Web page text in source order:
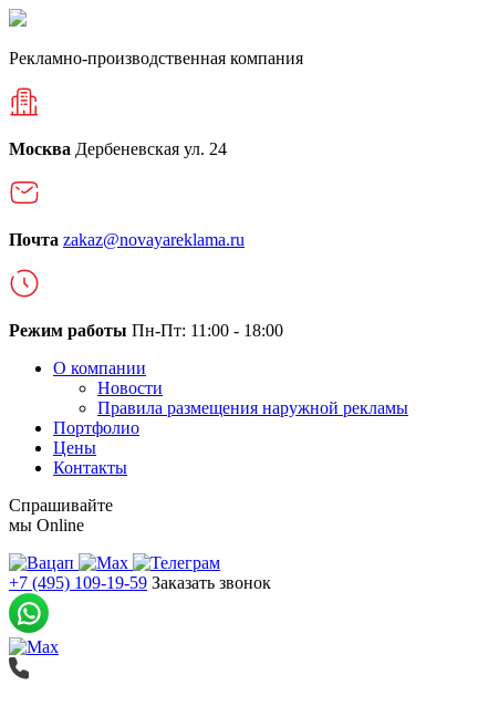
Рекламно-производственная компания
Москва Дербеневская ул. 24
Почта zakaz@novayareklama.ru
Режим работы Пн-Пт: 11:00 - 18:00
О компании
Новости
Правила размещения наружной рекламы
Портфолио
Цены
Контакты
Спрашивайте
мы Online
+7 (495) 109-19-59 Заказать звонок